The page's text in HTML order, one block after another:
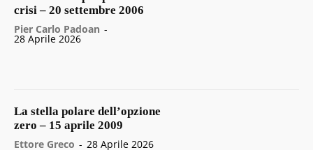
crisi – 20 settembre 2006
Pier Carlo Padoan -
28 Aprile 2026
La stella polare dell’opzione
zero – 15 aprile 2009
Ettore Greco - 28 Aprile 2026